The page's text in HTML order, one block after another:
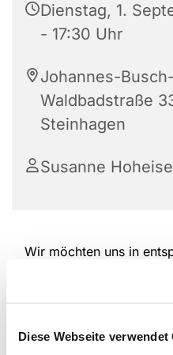
Diese Webseite verwendet
Dienstag, 1.
- 17:30 Uhr
Johannes-
Waldbadstraße
Steinhagen
Susanne
Wir möchten uns in
treffen. Dabei wird
Stricken,
kommen über Gott und
Dienstags in den